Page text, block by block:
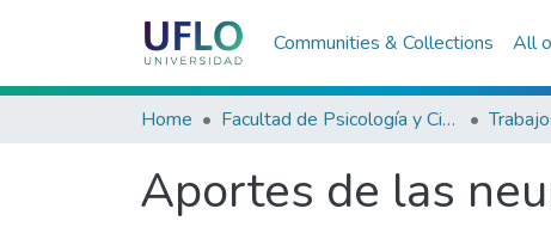
Communities & Collections All
Home Facultad de Psicología y Ciencias Sociales
Aportes de las